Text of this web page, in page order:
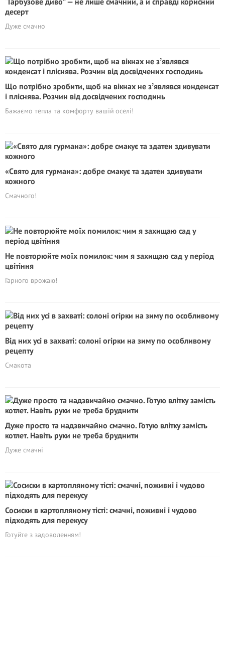
десерт
Дуже смачно
Що потрібно зробити, щоб на вікнах не зʼявлявся конденсат
і пліснява. Розчин від досвідчених господинь
Бажаємо тепла та комфорту вашій оселі!
«Свято для гурмана»: добре смакує та здатен здивувати
кожного
Смачного!
Не повторюйте моїх помилок: чим я захищаю сад у період
цвітіння
Гарного врожаю!
Від них усі в захваті: солоні огірки на зиму по особливому
рецепту
Смакота
Дуже просто та надзвичайно смачно. Готую влітку замість
котлет. Навіть руки не треба бруднити
Дуже смачні
Сосиски в картопляному тісті: смачні, поживні і чудово
підходять для перекусу
Готуйте з задоволенням!